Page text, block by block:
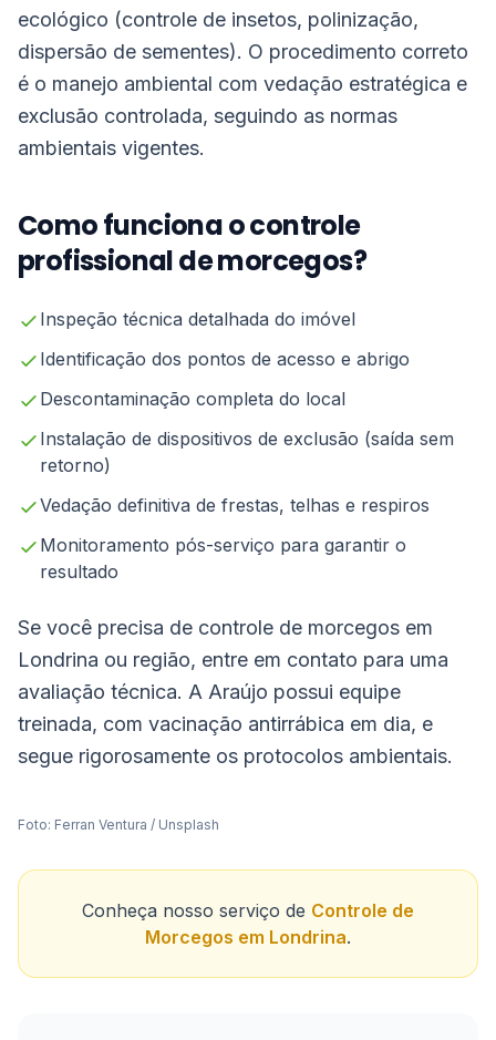
ecológico (controle de insetos, polinização,
dispersão de sementes). O procedimento correto
é o manejo ambiental com vedação estratégica e
exclusão controlada, seguindo as normas
ambientais vigentes.
Como funciona o controle
profissional de morcegos?
Inspeção técnica detalhada do imóvel
Identificação dos pontos de acesso e abrigo
Descontaminação completa do local
Instalação de dispositivos de exclusão (saída sem
retorno)
Vedação definitiva de frestas, telhas e respiros
Monitoramento pós-serviço para garantir o
resultado
Se você precisa de controle de morcegos em
Londrina ou região, entre em contato para uma
avaliação técnica. A Araújo possui equipe
treinada, com vacinação antirrábica em dia, e
segue rigorosamente os protocolos ambientais.
Foto: Ferran Ventura / Unsplash
Conheça nosso serviço de Controle de
Morcegos em Londrina.